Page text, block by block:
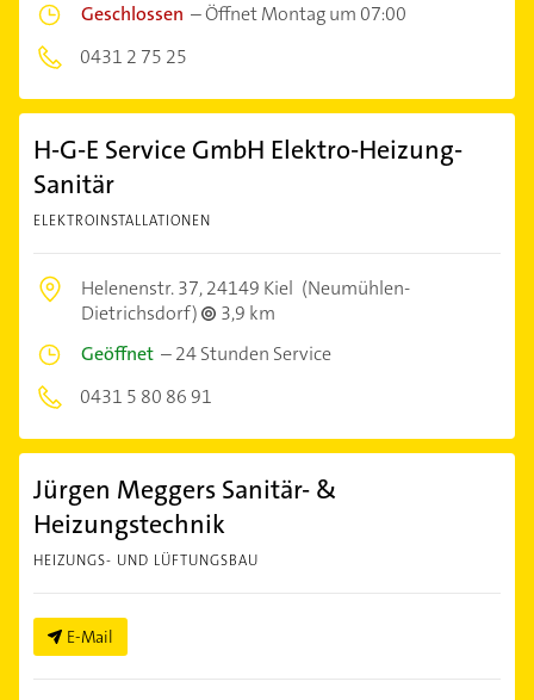
Geschlossen –Öffnet Montag um 07:00
0431 2 75 25
H-G-E Service GmbH Elektro-Heizung-
Sanitär
ELEKTROINSTALLATIONEN
Helenenstr. 37,24149 Kiel (Neumühlen-
Dietrichsdorf)
3,9 km
Geöffnet –24 Stunden Service
0431 5 80 86 91
Jürgen Meggers Sanitär- &
Heizungstechnik
HEIZUNGS- UND LÜFTUNGSBAU
E-Mail